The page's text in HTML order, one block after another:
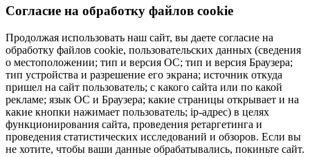
Cогласие на обработку файлов cookie
Продолжая использовать наш сайт, вы даете согласие на
обработку файлов cookie, пользовательских данных (сведения
о местоположении; тип и версия ОС; тип и версия Браузера;
тип устройства и разрешение его экрана; источник откуда
пришел на сайт пользователь; с какого сайта или по какой
рекламе; язык ОС и Браузера; какие страницы открывает и на
какие кнопки нажимает пользователь; ip-адрес) в целях
функционирования сайта, проведения ретаргетинга и
проведения статистических исследований и обзоров. Если вы
не хотите, чтобы ваши данные обрабатывались, покиньте сайт.